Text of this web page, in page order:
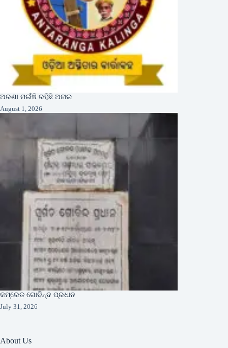
ଅରଣା ମଇଁଷି ରହିଛି ଅନାଇ
August 1, 2026
କମ୍ରେଡ ଗୋବିନ୍ଦ ପ୍ରଧାନ
July 31, 2026
About Us